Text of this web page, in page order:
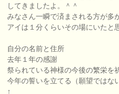
してきましたよ。＾＾
みなさん一瞬で済まされる方が多
アイは１分くらいその場にいたと
自分の名前と住所
去年１年の感謝
祭られている神様の今後の繁栄を
今年の誓いを立てる（願望ではな
↑